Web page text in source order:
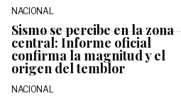
NACIONAL
Sismo se percibe en la zona
central: Informe oficial
confirma la magnitud y el
origen del temblor
NACIONAL